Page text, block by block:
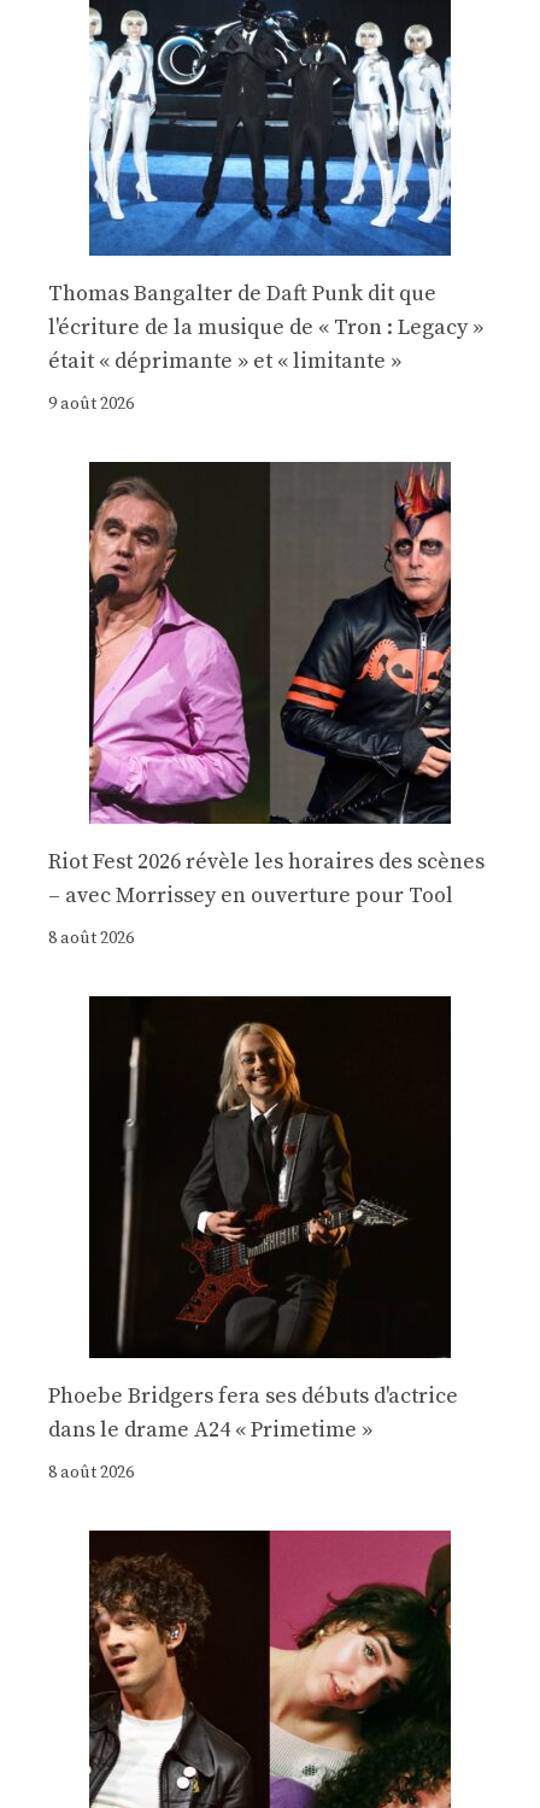
Thomas Bangalter de Daft Punk dit que
l'écriture de la musique de « Tron : Legacy »
était « déprimante » et « limitante »
9 août 2026
Riot Fest 2026 révèle les horaires des scènes
– avec Morrissey en ouverture pour Tool
8 août 2026
Phoebe Bridgers fera ses débuts d'actrice
dans le drame A24 « Primetime »
8 août 2026